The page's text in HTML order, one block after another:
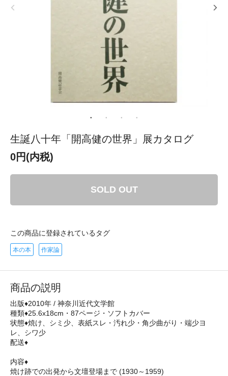
生誕八十年「開高健の世界」展カタログ
0円(内税)
SOLD OUT
この商品に登録されているタグ
本の本 作家論
商品の説明
出版♦2010年 / 神奈川近代文学館
種類♦25.6x18cm・87ページ・ソフトカバー
状態♦焼け、シミ少、表紙スレ・汚れ少・角少曲がり・端少ヨ
レ、シワ少
配送♦
内容♦
焼け跡での出発から文壇登場まで (1930～1959)